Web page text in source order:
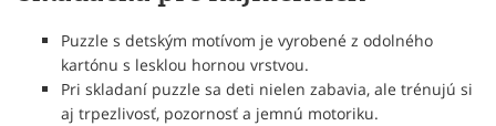
Puzzle s detským motívom je vyrobené z odolného
kartónu s lesklou hornou vrstvou.
Pri skladaní puzzle sa deti nielen zabavia, ale trénujú si
aj trpezlivosť, pozornosť a jemnú motoriku.